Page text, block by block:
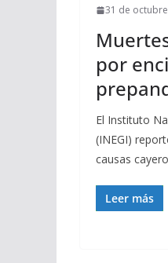
31 de
por
El Instituto
(INEGI)
causas
Leer más